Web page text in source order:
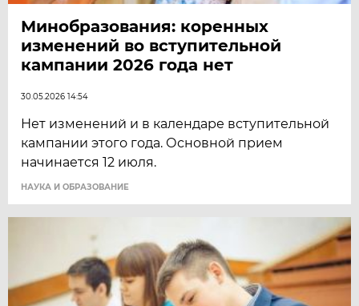
Минобразования: коренных
изменений во вступительной
кампании 2026 года нет
30.05.2026 14:54
Нет изменений и в календаре вступительной
кампании этого года. Основной прием
начинается 12 июля.
НАУКА И ОБРАЗОВАНИЕ